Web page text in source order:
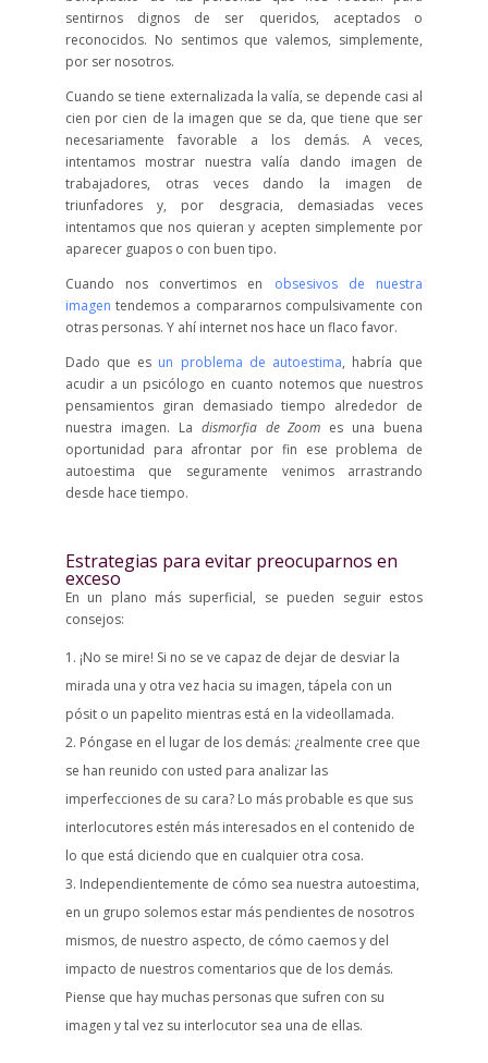
sentirnos dignos de ser queridos, aceptados o
reconocidos. No sentimos que valemos, simplemente,
por ser nosotros.
Cuando se tiene externalizada la valía, se depende casi al
cien por cien de la imagen que se da, que tiene que ser
necesariamente favorable a los demás. A veces,
intentamos mostrar nuestra valía dando imagen de
trabajadores, otras veces dando la imagen de
triunfadores y, por desgracia, demasiadas veces
intentamos que nos quieran y acepten simplemente por
aparecer guapos o con buen tipo.
Cuando nos convertimos en obsesivos de nuestra
imagen tendemos a compararnos compulsivamente con
otras personas. Y ahí internet nos hace un flaco favor.
Dado que es un problema de autoestima, habría que
acudir a un psicólogo en cuanto notemos que nuestros
pensamientos giran demasiado tiempo alrededor de
nuestra imagen. La dismorfia de Zoom es una buena
oportunidad para afrontar por fin ese problema de
autoestima que seguramente venimos arrastrando
desde hace tiempo.
Estrategias para evitar preocuparnos en
exceso
En un plano más superficial, se pueden seguir estos
consejos:
¡No se mire! Si no se ve capaz de dejar de desviar la
mirada una y otra vez hacia su imagen, tápela con un
pósit o un papelito mientras está en la videollamada.
Póngase en el lugar de los demás: ¿realmente cree que
se han reunido con usted para analizar las
imperfecciones de su cara? Lo más probable es que sus
interlocutores estén más interesados en el contenido de
lo que está diciendo que en cualquier otra cosa.
Independientemente de cómo sea nuestra autoestima,
en un grupo solemos estar más pendientes de nosotros
mismos, de nuestro aspecto, de cómo caemos y del
impacto de nuestros comentarios que de los demás.
Piense que hay muchas personas que sufren con su
imagen y tal vez su interlocutor sea una de ellas.